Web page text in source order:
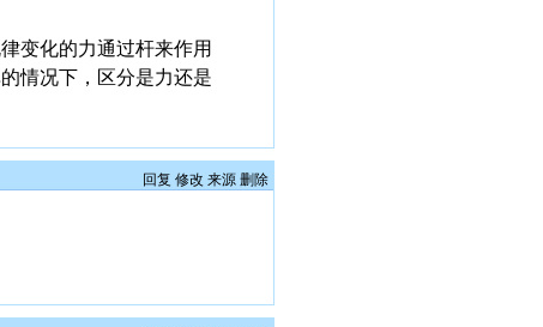
变化的力通过杆来作用
情况下，区分是力还是
回复 修改 来源 删除